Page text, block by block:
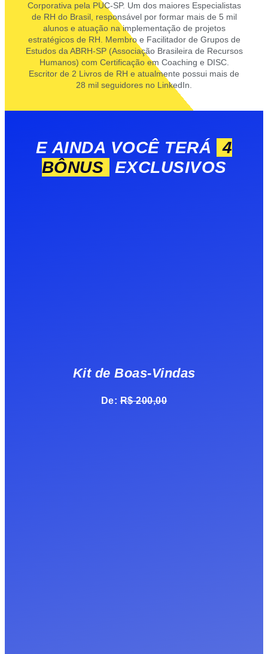
Corporativa pela PUC-SP. Um dos maiores Especialistas
de RH do Brasil, responsável por formar mais de 5 mil
alunos e atuação na implementação de projetos
estratégicos de RH. Membro e Facilitador de Grupos de
Estudos da ABRH-SP (Associação Brasileira de Recursos
Humanos) com Certificação em Coaching e DISC.
Escritor de 2 Livros de RH e atualmente possui mais de
28 mil seguidores no LinkedIn.
E AINDA VOCÊ TERÁ
4
BÔNUS
EXCLUSIVOS
Kit de Boas-Vindas
De:R$ 200,00